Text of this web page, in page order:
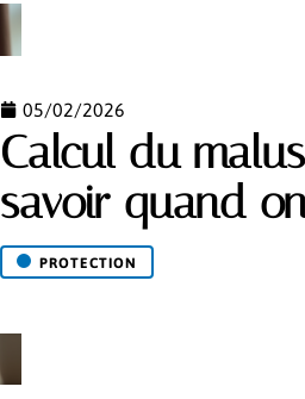
05/02/2026
Calcul du
savoir quand
PROTECTION